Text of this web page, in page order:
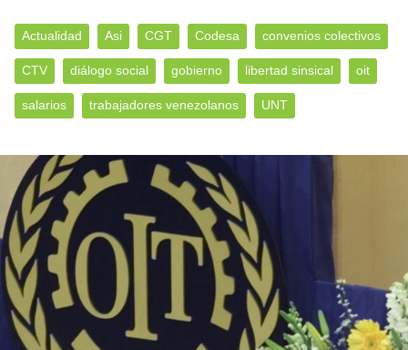
Actualidad Asi CGT Codesa convenios colectivos
CTV diálogo social gobierno libertad sinsical oit
salarios trabajadores venezolanos UNT